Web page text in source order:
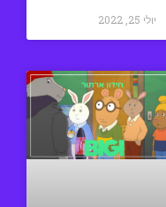
יולי 25, 2022